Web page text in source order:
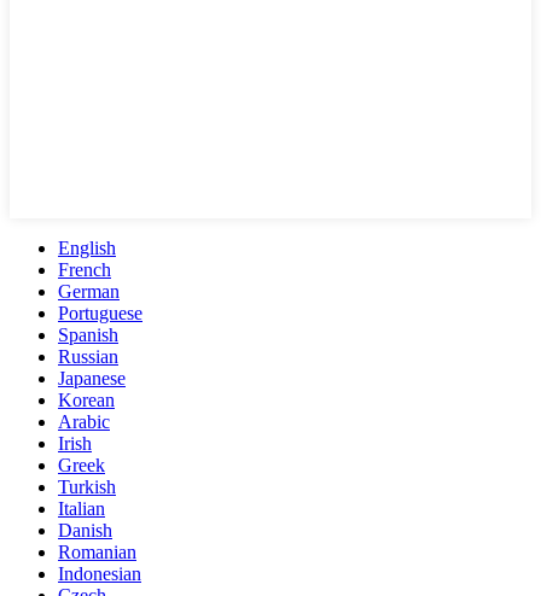
English
French
German
Portuguese
Spanish
Russian
Japanese
Korean
Arabic
Irish
Greek
Turkish
Italian
Danish
Romanian
Indonesian